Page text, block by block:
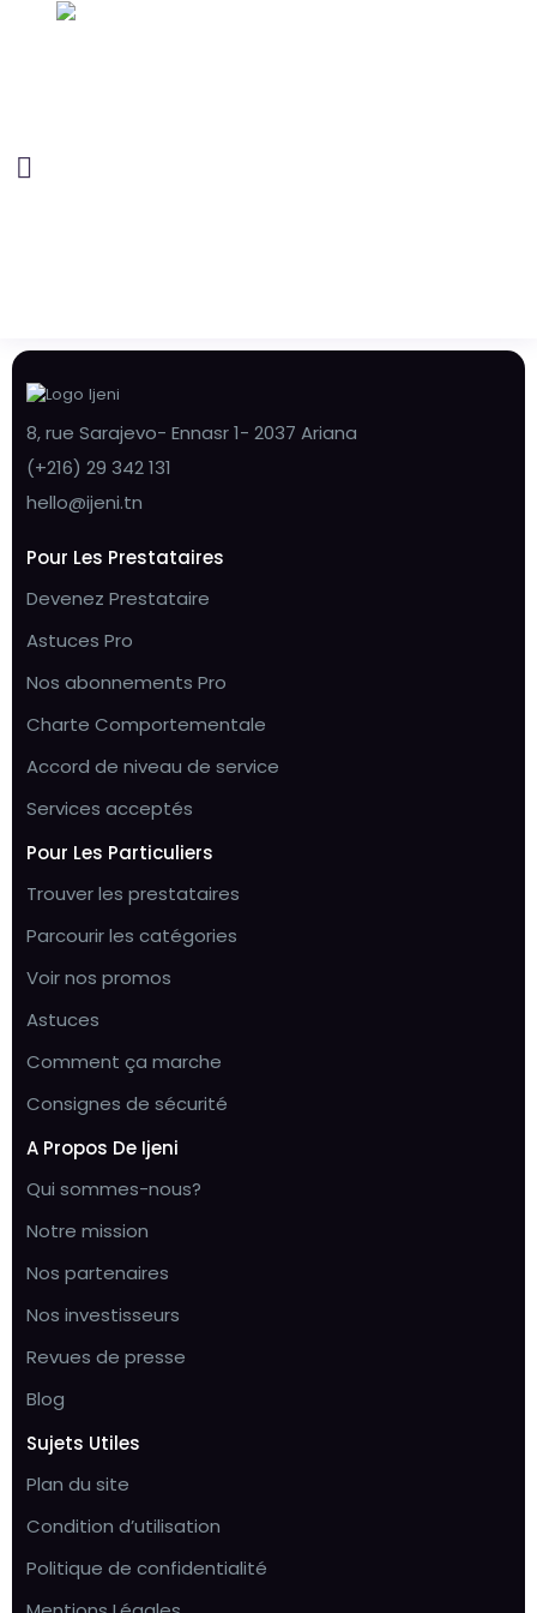
8, rue Sarajevo- Ennasr 1- 2037 Ariana
(+216) 29 342 131
hello@ijeni.tn
Pour Les Prestataires
Devenez Prestataire
Astuces Pro
Nos abonnements Pro
Charte Comportementale
Accord de niveau de service
Services acceptés
Pour Les Particuliers
Trouver les prestataires
Parcourir les catégories
Voir nos promos
Astuces
Comment ça marche
Consignes de sécurité
A Propos De Ijeni
Qui sommes-nous?
Notre mission
Nos partenaires
Nos investisseurs
Revues de presse
Blog
Sujets Utiles
Plan du site
Condition d’utilisation
Politique de confidentialité